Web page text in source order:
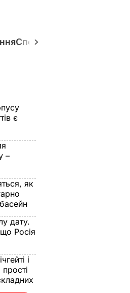
Спецпроєкти
є
–
як
дату.
Росія
і